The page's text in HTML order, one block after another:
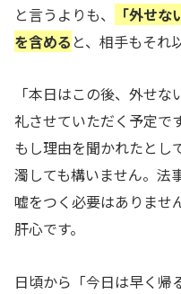
と言うよりも、
「外せ
を含める と、相手もそれ
「本日はこの後、外せ
礼させていただく予定で
もし理由を聞かれたとし
濁しても構いません。法
嘘をつく必要はありませ
肝心です。
日頃から「今日は早く帰